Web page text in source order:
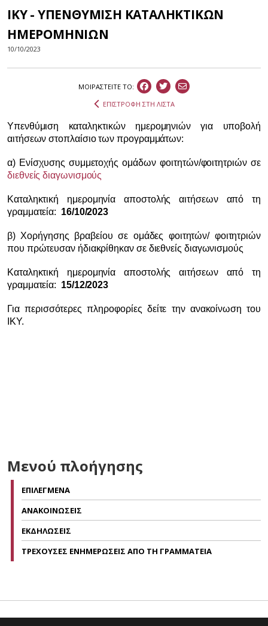
ΙΚΥ - ΥΠΕΝΘΥΜΙΣΗ ΚΑΤΑΛΗΚΤΙΚΩΝ
ΗΜΕΡΟΜΗΝΙΩΝ
10/10/2023
ΜΟΙΡΑΣΤEIΤΕ ΤΟ:
ΕΠΙΣΤΡΟΦΗ ΣΤΗ ΛΙΣΤΑ
Υπενθύμιση καταληκτικών ημερομηνιών για υποβολή
αιτήσεων στοπλαίσιο των προγραμμάτων:
α) Ενίσχυσης συμμετοχής ομάδων φοιτητών/φοιτητριών σε
διεθνείς διαγωνισμούς
Καταληκτική ημερομηνία αποστολής αιτήσεων από τη
γραμματεία: 16/10/2023
β) Χορήγησης βραβείου σε ομάδες φοιτητών/φοιτητριών
που πρώτευσαν ήδιακρίθηκαν σε διεθνείς διαγωνισμούς
Καταληκτική ημερομηνία αποστολής αιτήσεων από τη
γραμματεία: 15/12/2023
Για περισσότερες πληροφορίες δείτε την ανακοίνωση του
ΙΚΥ.
Μενού πλοήγησης
ΕΠΙΛΕΓΜΕΝΑ
ΑΝΑΚΟΙΝΩΣΕΙΣ
ΕΚΔΗΛΩΣΕΙΣ
ΤΡΕΧΟΥΣΕΣ ΕΝΗΜΕΡΩΣΕΙΣ ΑΠΟ ΤΗ ΓΡΑΜΜΑΤΕΙΑ